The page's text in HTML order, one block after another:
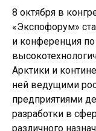
8 октября в
«Экспофорум»
и конференция
Арктики и
ней ведущими
предприятиями
разработки в
различного